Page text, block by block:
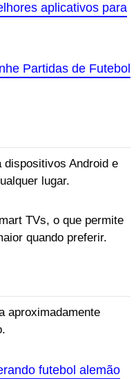
aplicativos para
Partidas de Futebol
Android e
lugar.
TVs, o que permite
quando preferir.
aproximadamente
futebol alemão